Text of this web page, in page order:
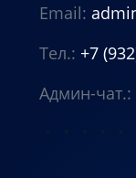
Email:
Тел.: +7
Админ-чат.: